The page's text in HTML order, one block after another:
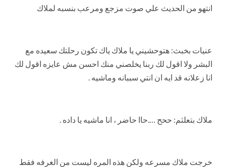
انتهو من الحديث علي صوت مزجع ومرعب بنسبه لملاك
عنيات بخبث: هتوحشيني يا ملاك ياك تكون رحلتك سعيده مع
البشر ولا اقول لك ربنا يخلصني منك احسن مش عايزه اقول لك
انا زعلانه قد ايه ان انتي سببانه وماشيه .
ملاك بتعلثم: ححح ….حاا حاضر ، انا ماشيه يا داده .
خرجت ملاك مسرعه ولكن هذه المره ليست من الغرفه فقط